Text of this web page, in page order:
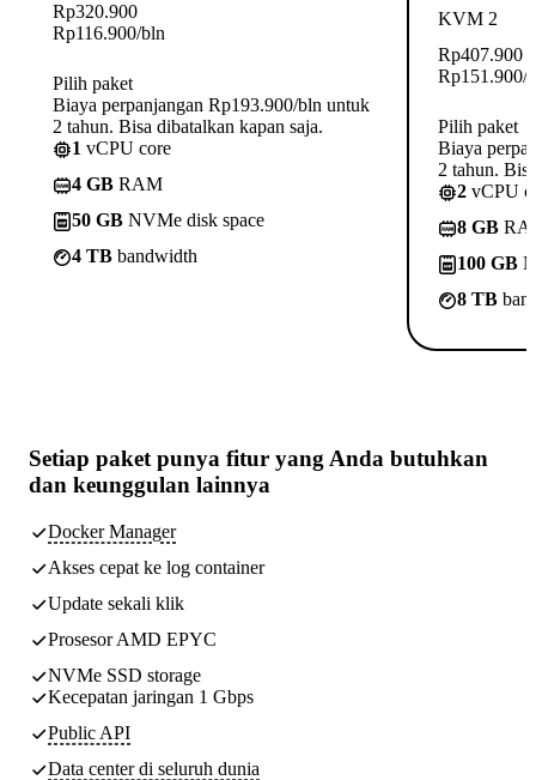
Rp320.900
Rp116.900/bln
Pilih paket
Biaya perpanjangan Rp193.900/bln untuk
2 tahun. Bisa dibatalkan kapan saja.
1 vCPU core
4 GB RAM
50 GB NVMe disk space
4 TB bandwidth
KVM 2
Rp407.900
Rp151.900/
Pilih paket
Biaya
2 tahun.
2 vCPU
8 GB
100 GB
8 TB
Setiap paket punya fitur yang Anda butuhkan
dan keunggulan lainnya
Docker Manager
Akses cepat ke log container
Update sekali klik
Prosesor AMD EPYC
NVMe SSD storage
Kecepatan jaringan 1 Gbps
Public API
Data center di seluruh dunia